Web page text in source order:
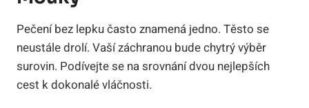
Pečení bez lepku často znamená jedno. Těsto se
neustále drolí. Vaší záchranou bude chytrý výběr
surovin. Podívejte se na srovnání dvou nejlepších
cest k dokonalé vláčnosti.